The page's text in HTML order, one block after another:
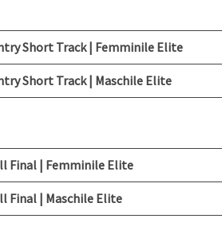
Short Track | Femminile Elite
Short Track | Maschile Elite
Final | Femminile Elite
Final | Maschile Elite